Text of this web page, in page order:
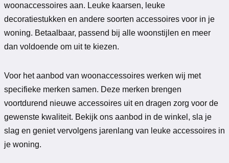
woonaccessoires aan. Leuke kaarsen, leuke
decoratiestukken en andere soorten accessoires voor in je
woning. Betaalbaar, passend bij alle woonstijlen en meer
dan voldoende om uit te kiezen.
Voor het aanbod van woonaccessoires werken wij met
specifieke merken samen. Deze merken brengen
voortdurend nieuwe accessoires uit en dragen zorg voor de
gewenste kwaliteit. Bekijk ons aanbod in de winkel, sla je
slag en geniet vervolgens jarenlang van leuke accessoires in
je woning.